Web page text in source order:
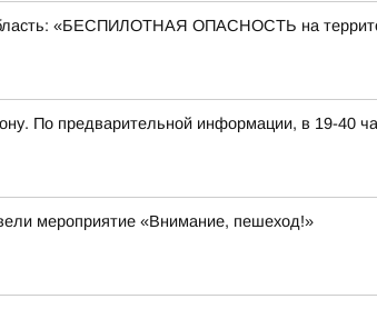
«БЕСПИЛОТНАЯ ОПАСНОСТЬ на
По предварительной информации, в 19-40
мероприятие «Внимание, пешеход!»